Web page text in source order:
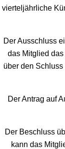
vierteljährliche
Der Ausschluss
das Mitglied
über den
Der Antrag auf
Der Beschluss
kann das